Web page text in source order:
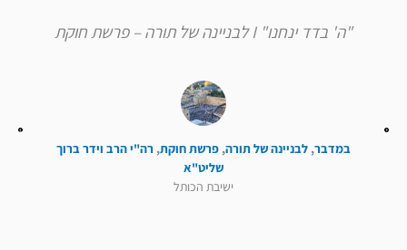
"ה' בדד ינחנו" I לבניינה של תורה – פרשת חוקת
במדבר, לבניינה של תורה, פרשת חוקת, רה"י הרב וידר ברוך
שליט"א
ישיבת הכותל